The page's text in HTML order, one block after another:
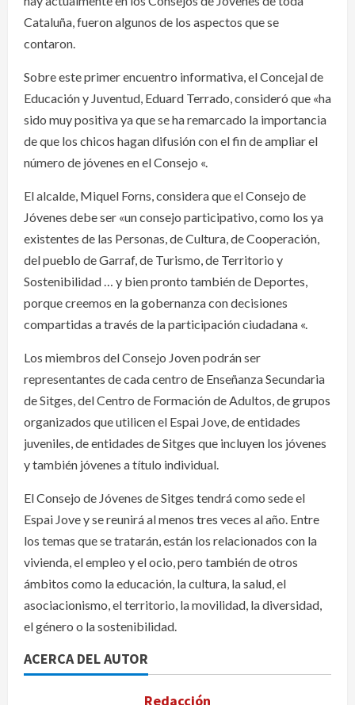
Cataluña, fueron algunos de los aspectos que se
contaron.
Sobre este primer encuentro informativa, el Concejal de
Educación y Juventud, Eduard Terrado, consideró que «ha
sido muy positiva ya que se ha remarcado la importancia
de que los chicos hagan difusión con el fin de ampliar el
número de jóvenes en el Consejo «.
El alcalde, Miquel Forns, considera que el Consejo de
Jóvenes debe ser «un consejo participativo, como los ya
existentes de las Personas, de Cultura, de Cooperación,
del pueblo de Garraf, de Turismo, de Territorio y
Sostenibilidad … y bien pronto también de Deportes,
porque creemos en la gobernanza con decisiones
compartidas a través de la participación ciudadana «.
Los miembros del Consejo Joven podrán ser
representantes de cada centro de Enseñanza Secundaria
de Sitges, del Centro de Formación de Adultos, de grupos
organizados que utilicen el Espai Jove, de entidades
juveniles, de entidades de Sitges que incluyen los jóvenes
y también jóvenes a título individual.
El Consejo de Jóvenes de Sitges tendrá como sede el
Espai Jove y se reunirá al menos tres veces al año. Entre
los temas que se tratarán, están los relacionados con la
vivienda, el empleo y el ocio, pero también de otros
ámbitos como la educación, la cultura, la salud, el
asociacionismo, el territorio, la movilidad, la diversidad,
el género o la sostenibilidad.
ACERCA DEL AUTOR
Redacción